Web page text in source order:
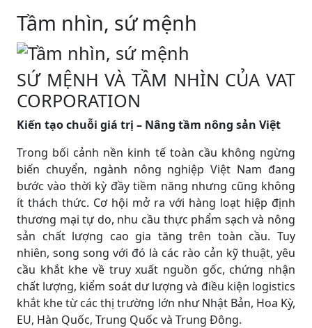
Tầm nhìn, sứ mệnh
SỨ MỆNH VÀ TẦM NHÌN CỦA VAT
CORPORATION
Kiến tạo chuỗi giá trị – Nâng tầm nông sản Việt
Trong bối cảnh nền kinh tế toàn cầu không ngừng
biến chuyển, ngành nông nghiệp Việt Nam đang
bước vào thời kỳ đầy tiềm năng nhưng cũng không
ít thách thức. Cơ hội mở ra với hàng loạt hiệp định
thương mại tự do, nhu cầu thực phẩm sạch và nông
sản chất lượng cao gia tăng trên toàn cầu. Tuy
nhiên, song song với đó là các rào cản kỹ thuật, yêu
cầu khắt khe về truy xuất nguồn gốc, chứng nhận
chất lượng, kiểm soát dư lượng và điều kiện logistics
khắt khe từ các thị trường lớn như Nhật Bản, Hoa Kỳ,
EU, Hàn Quốc, Trung Quốc và Trung Đông.